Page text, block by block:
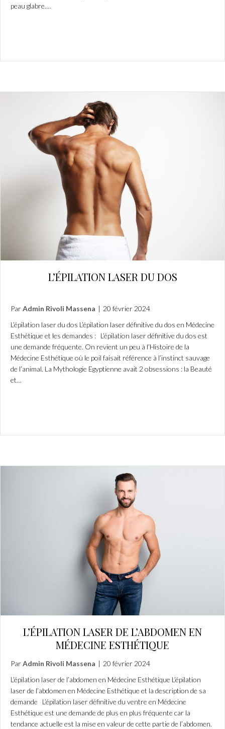
peau glabre.…
L’ÉPILATION LASER DU DOS
ParAdmin Rivoli Massena | 20 février 2024
L’épilation laser du dos L’épilation laser définitive du dos en Médecine
Esthétique et les demandes : L’épilation laser définitive du dos est
une demande fréquente. On revient un peu à l’Histoire de la
Médecine Esthétique où le poil faisait référence à l’instinct sauvage
de l’animal. La Mythologie Egyptienne avait 2 obsessions : la Beauté
et…
L’ÉPILATION LASER DE L’ABDOMEN EN
MÉDECINE ESTHÉTIQUE
ParAdmin Rivoli Massena | 20 février 2024
L’épilation laser de l’abdomen en Médecine Esthétique L’épilation
laser de l’abdomen en Médecine Esthétique et la description de sa
demande L’épilation laser définitive du ventre en Médecine
Esthétique est une demande de plus en plus fréquente car la
tendance actuelle est la mise en valeur de cette partie de l’abdomen.